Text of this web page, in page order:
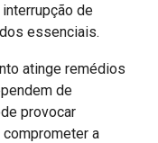
de
essenciais.
atinge remédios
de
provocar
a